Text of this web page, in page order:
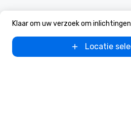
Klaar om uw verzoek om
Locatie